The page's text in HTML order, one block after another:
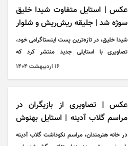
صریحش را ارائه می‌دهد و پیشنهاد‌هایی برای
بهبود ظاهر ارائه می‌کند.
عکس | استایل متفاوت شیدا خلیق
سوژه شد | جلیقه ریش‌ریش و شلوار
خاص
شیدا خلیق، در تازه‌ترین پست اینستاگرامی خود،
تصاویری با استایلی جدید منتشر کرد که
۱۶ ارديبهشت ۱۴۰۴
عکس | تصاویری از بازیگران در
مراسم گلاب آدینه | استایل بهنوش
طباطبایی و صدف اسپهبدی سوژه شد
در خانه هنرمندان، مراسم نکوداشت گلاب آدینه